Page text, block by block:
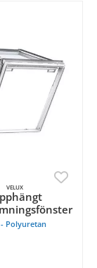
VELUX
- Polyuretan